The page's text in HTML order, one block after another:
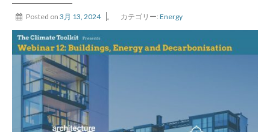
Posted on 3月 13, 2024 。 カテゴリー: Energy